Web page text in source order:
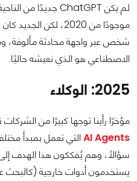
موجودًا من 2020، لكن
شخص عبر واجهة محادثة مألوفة،
الاصطناعي هو الذي نعيشه حاليًا.
2025: الوكلاء
مؤخرًا رأينا توجها كبيرًا من
AI Agentsالتي تعمل بمبدأ
سؤالًا، وهم يُفككون هذا الهدف
يستخدمون أدوات خارجية (كالبحث